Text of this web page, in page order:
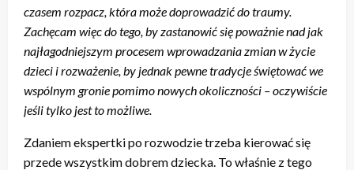
czasem rozpacz, która może doprowadzić do traumy.
Zachęcam więc do tego, by zastanowić się poważnie nad jak
najłagodniejszym procesem wprowadzania zmian w życie
dzieci i rozważenie, by jednak pewne tradycje świętować we
wspólnym gronie pomimo nowych okoliczności – oczywiście
jeśli tylko jest to możliwe.
Zdaniem ekspertki po rozwodzie trzeba kierować się
przede wszystkim dobrem dziecka. To właśnie z tego